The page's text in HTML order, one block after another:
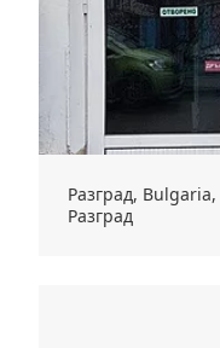
Разград,
Разград